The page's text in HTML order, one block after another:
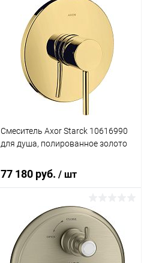
В корзину
Купить в 1 клик Сравнение
В избранное Под заказ
Смеситель Axor Starck 10616990
для душа, полированное золото
77 180 руб./ шт
В корзину
Купить в 1 клик Сравнение